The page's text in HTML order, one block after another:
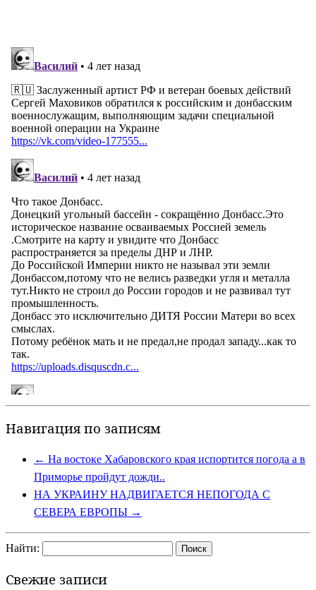
Навигация по записям
← На востоке Хабаровского края испортится погода а в
Приморье пройдут дожди..
НА УКРАИНУ НАДВИГАЕТСЯ НЕПОГОДА С
СЕВЕРА ЕВРОПЫ →
Найти:
Свежие записи